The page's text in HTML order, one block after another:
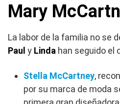
Mary
La labor de la familia no se
Paul y Linda han seguido el
Stella McCartney,
por su marca de moda